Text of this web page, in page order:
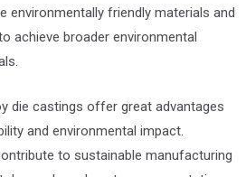
environmentally friendly materials and
achieve broader environmental
die castings offer great advantages
and environmental impact.
to sustainable manufacturing